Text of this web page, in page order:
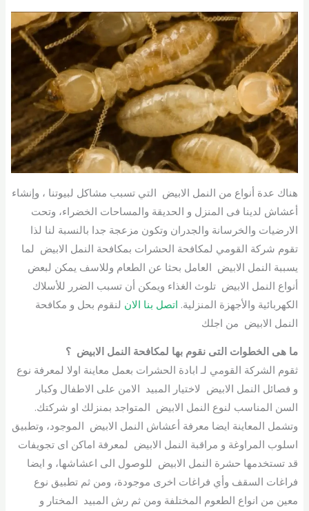
هناك عدة أنواع من النمل الابيض التي تسبب مشاكل لبيوتنا ، وإنشاء
أعشاش لدينا فى المنزل و الحديقة والمساحات الخضراء، وتحت
الارضيات والخرسانة والجدران وتكون مزعجة جدا بالنسبة لنا لذا
تقوم شركة القومي لمكافحة الحشرات بمكافحة النمل الابيض لما
يسببة النمل الابيض العامل بحثا عن الطعام وللاسف يمكن لبعض
أنواع النمل الابيض تلوث الغذاء ويمكن أن تسبب الضرر للأسلاك
الكهربائية والأجهزة المنزلية. اتصل بنا الان لنقوم بحل و مكافحة
النمل الابيض من اجلك
ما هى الخطوات التى نقوم بها لمكافحة النمل الابيض ؟
ثقوم الشركة القومي لـ ابادة الحشرات بعمل معاينة اولا لمعرفة نوع
و فصائل النمل الابيض لاختيار المبيد الامن على الاطفال وكبار
السن المناسب لنوع النمل الابيض المتواجد بمنزلك او شركتك.
وتشمل المعاينة ايضا معرفة أعشاش النمل الابيض الموجود، وتطبيق
اسلوب المراوغة و مراقبة النمل الابيض لمعرفة اماكن اى تجويفات
قد تستخدمها حشرة النمل الابيض للوصول الى اعشاشها، و ايضا
فراغات السقف وأي فراغات اخرى موجودة، ومن ثم تطبيق نوع
معين من انواع الطعوم المختلفة ومن ثم رش المبيد المختار و